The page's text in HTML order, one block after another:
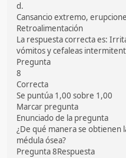
d.
Cansancio extremo,
Retroalimentación
La respuesta correcta es:
vómitos y cefaleas
Pregunta
8
Correcta
Se puntúa 1,00 sobre 1,00
Marcar pregunta
Enunciado de la pregunta
¿De qué manera se obtienen
médula ósea?
Pregunta 8Respuesta